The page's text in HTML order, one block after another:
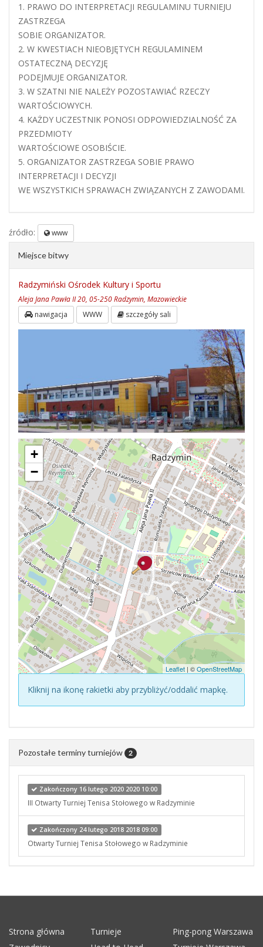
1. PRAWO DO INTERPRETACJI REGULAMINU TURNIEJU
ZASTRZEGA
SOBIE ORGANIZATOR.
2. W KWESTIACH NIEOBJĘTYCH REGULAMINEM
OSTATECZNĄ DECYZJĘ
PODEJMUJE ORGANIZATOR.
3. W SZATNI NIE NALEŻY POZOSTAWIAĆ RZECZY
WARTOŚCIOWYCH.
4. KAŻDY UCZESTNIK PONOSI ODPOWIEDZIALNOŚĆ ZA
PRZEDMIOTY
WARTOŚCIOWE OSOBIŚCIE.
5. ORGANIZATOR ZASTRZEGA SOBIE PRAWO
INTERPRETACJI I DECYZJI
WE WSZYSTKICH SPRAWACH ZWIĄZANYCH Z ZAWODAMI.
źródło: www
Miejsce bitwy
Radzymiński Ośrodek Kultury i Sportu
Aleja Jana Pawła II 20, 05-250 Radzymin, Mazowieckie
nawigacja WWW szczegóły sali
+
−
Leaflet | ©OpenStreetMap
Kliknij na ikonę rakietki aby przybliżyć/oddalić mapkę.
Pozostałe terminy turniejów 2
Zakończony 16 lutego 2020 2020 10:00
III Otwarty Turniej Tenisa Stołowego w Radzyminie
Zakończony 24 lutego 2018 2018 09:00
Otwarty Turniej Tenisa Stołowego w Radzyminie
Strona główna Turnieje
Ping-pong Warszawa